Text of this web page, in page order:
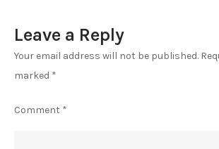
Leave a Reply
Your email address will not be published.
marked *
Comment *